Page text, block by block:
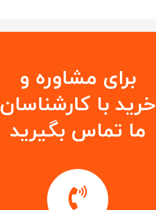
برای مشاوره و
خرید با کارشناسان
ما تماس بگیرید